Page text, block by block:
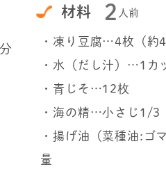
分
材料 2 人前
・凍り豆腐…4枚（約
・水（だし汁）…1カ
・青じそ…12枚
・海の精…小さじ1/3
・揚げ油（菜種油:ゴ
量